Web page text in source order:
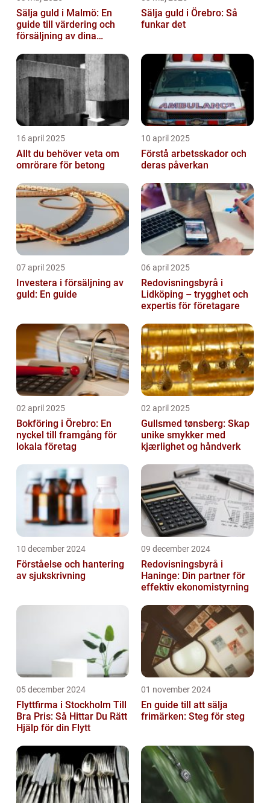
Sälja guld i Malmö: En
guide till värdering och
försäljning av dina
Sälja guld i Örebro: Så
funkar det
16 april 2025
Allt du behöver veta om
omrörare för betong
10 april 2025
Förstå arbetsskador och
deras påverkan
07 april 2025
Investera i försäljning av
guld: En guide
06 april 2025
Redovisningsbyrå i
Lidköping – trygghet och
expertis för företagare
02 april 2025
Bokföring i Örebro: En
nyckel till framgång för
lokala företag
02 april 2025
Gullsmed tønsberg: Skap
unike smykker med
kjærlighet og håndverk
10 december 2024
Förståelse och hantering
av sjukskrivning
09 december 2024
Redovisningsbyrå i
Haninge: Din partner för
effektiv ekonomistyrning
05 december 2024
Flyttfirma i Stockholm Till
Bra Pris: Så Hittar Du Rätt
Hjälp för din Flytt
01 november 2024
En guide till att sälja
frimärken: Steg för steg